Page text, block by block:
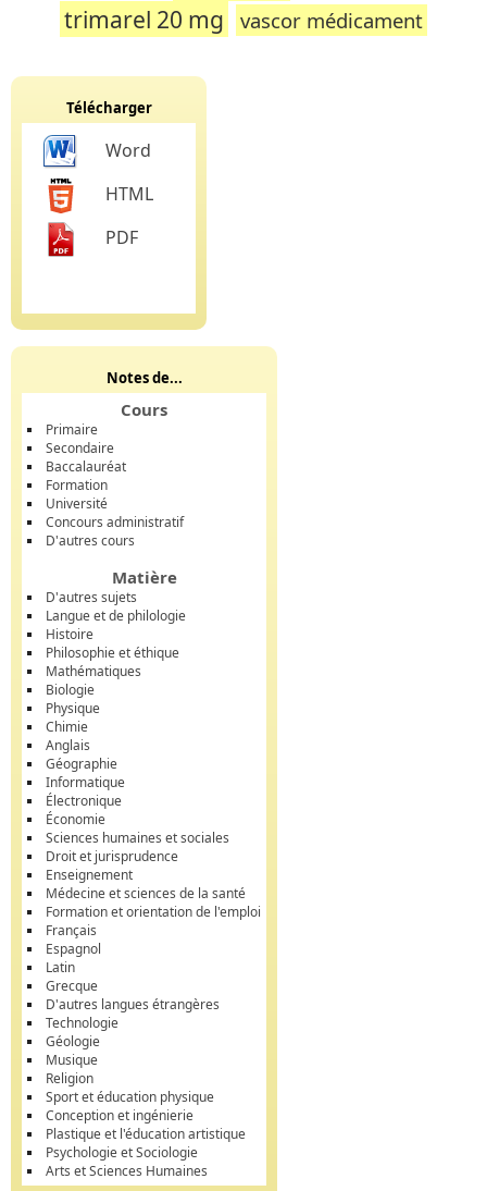
trimarel 20 mg vascor médicament
Télécharger
Word
HTML
PDF
Notes de...
Cours
Primaire
Secondaire
Baccalauréat
Formation
Université
Concours administratif
D'autres cours
Matière
D'autres sujets
Langue et de philologie
Histoire
Philosophie et éthique
Mathématiques
Biologie
Physique
Chimie
Anglais
Géographie
Informatique
Électronique
Économie
Sciences humaines et sociales
Droit et jurisprudence
Enseignement
Médecine et sciences de la santé
Formation et orientation de l'emploi
Français
Espagnol
Latin
Grecque
D'autres langues étrangères
Technologie
Géologie
Musique
Religion
Sport et éducation physique
Conception et ingénierie
Plastique et l'éducation artistique
Psychologie et Sociologie
Arts et Sciences Humaines